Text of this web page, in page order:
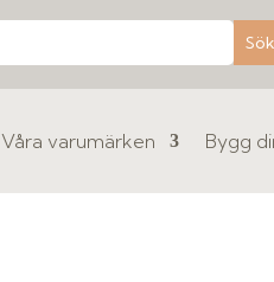
Våra varumärken Bygg